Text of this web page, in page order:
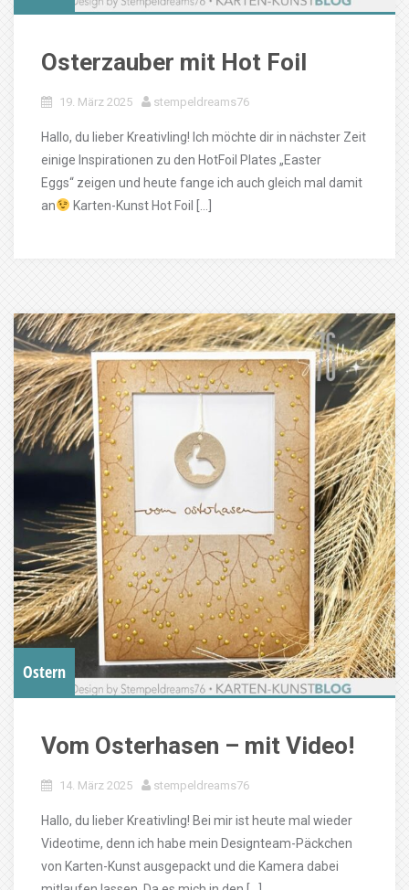
Osterzauber mit Hot Foil
19. März 2025 stempeldreams76
Hallo, du lieber Kreativling! Ich möchte dir in nächster Zeit
einige Inspirationen zu den HotFoil Plates „Easter
Eggs“ zeigen und heute fange ich auch gleich mal damit
an
Karten-Kunst Hot Foil […]
Ostern
Vom Osterhasen – mit Video!
14. März 2025 stempeldreams76
Hallo, du lieber Kreativling! Bei mir ist heute mal wieder
Videotime, denn ich habe mein Designteam-Päckchen
von Karten-Kunst ausgepackt und die Kamera dabei